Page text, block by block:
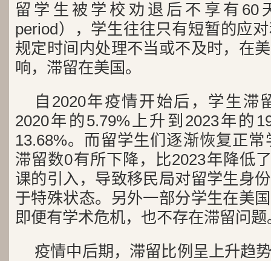
留学生被学校劝退后不享有60
period），学生往往只有短暂的应
规定时间内处理不当或不及时，在
响，滞留在美国。
自2020年疫情开始后，学生滞
2020年的5.79%上升到2023年的
13.68%。而留学生们逐渐恢复正
滞留数0有所下降，比2023年降低
课的引入，导致移民局对留学生身
于特殊状态。另外一部分学生在美
即便有学术危机，也不存在滞留问题
疫情中后期，滞留比例呈上升趋